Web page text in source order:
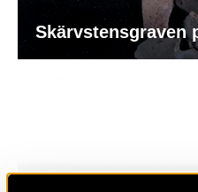
Skärvstensgraven